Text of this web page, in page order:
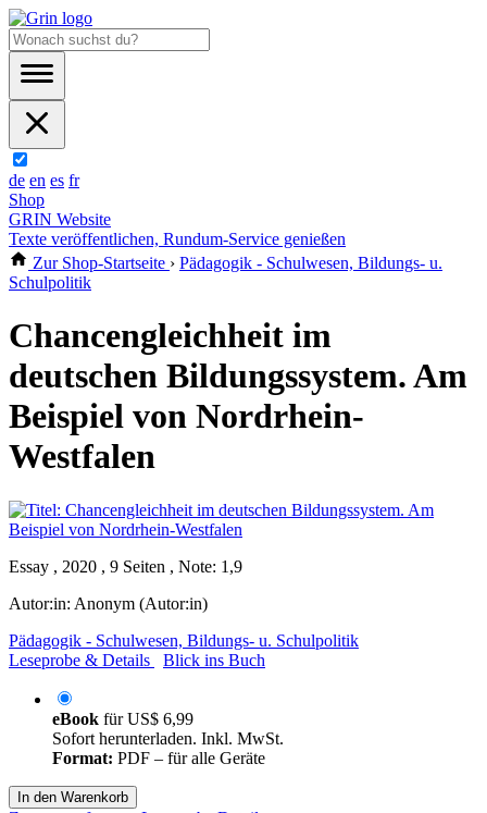
de en es fr
Shop
GRIN Website
Texte veröffentlichen, Rundum-Service genießen
Zur Shop-Startseite › Pädagogik - Schulwesen, Bildungs- u.
Schulpolitik
Chancengleichheit im
deutschen Bildungssystem. Am
Beispiel von Nordrhein-
Westfalen
Essay , 2020 , 9 Seiten , Note: 1,9
Autor:in: Anonym (Autor:in)
Pädagogik - Schulwesen, Bildungs- u. Schulpolitik
Leseprobe & Details
Blick ins Buch
eBook fürUS$ 6,99
Sofort herunterladen. Inkl. MwSt.
Format: PDF – für alle Geräte
In den Warenkorb